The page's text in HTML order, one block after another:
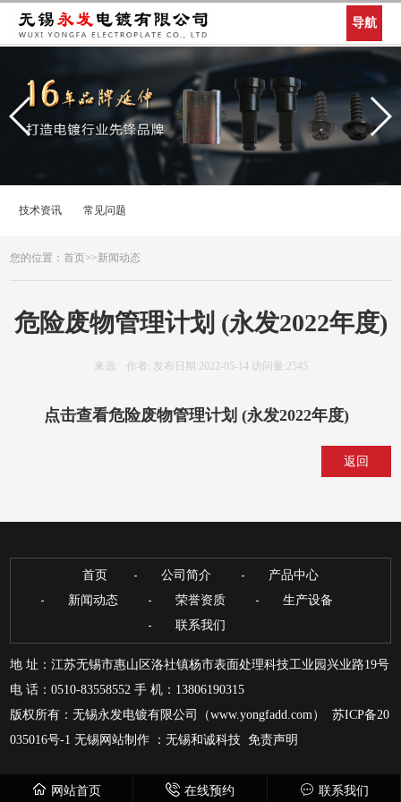
网站首页 在线预约 联系我们
导航
技术资讯 常见问题
您的位置：首页>>新闻动态
危险废物管理计划 (永发2022年度)
来源: 作者: 发布日期:2022-05-14 访问量:2545
点击查看危险废物管理计划 (永发2022年度)
返回
首页 公司简介
产品中心
新闻动态
荣誉资质
生产设备
联系我们
地 址：江苏无锡市惠山区洛社镇杨市表面处理科技工业园兴业路19号
电 话：0510-83558552 手 机：13806190315
版权所有：无锡永发电镀有限公司（www.yongfadd.com）苏ICP备20
035016号-1 无锡网站制作 ：无锡和诚科技 免责声明